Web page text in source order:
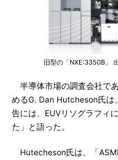
旧型の「NXE:3350B」
半導体市場の調査会社で
めるG. Dan Hutcheson氏は
告には、EUVリソグラフィ
た」と語った。
Hutecheson氏は、「